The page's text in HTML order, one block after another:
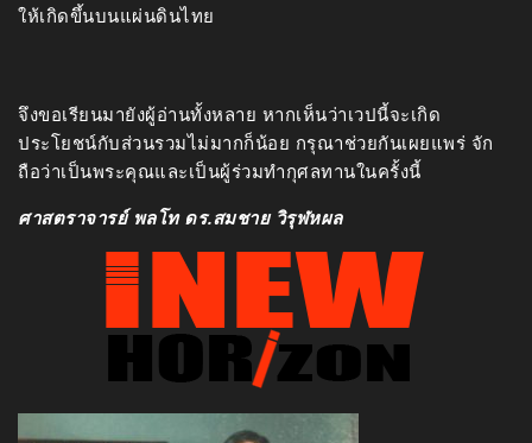
ให้เกิดขึ้นบนแผ่นดินไทย
จึงขอเรียนมายังผู้อ่านทั้งหลาย หากเห็นว่าเวปนี้จะเกิด
ประโยชน์กับส่วนรวมไม่มากก็น้อย กรุณาช่วยกันเผยแพร่ จัก
ถือว่าเป็นพระคุณและเป็นผู้ร่วมทำกุศลทานในครั้งนี้
ศาสตราจารย์ พลโท ดร.สมชาย วิรุฬหผล